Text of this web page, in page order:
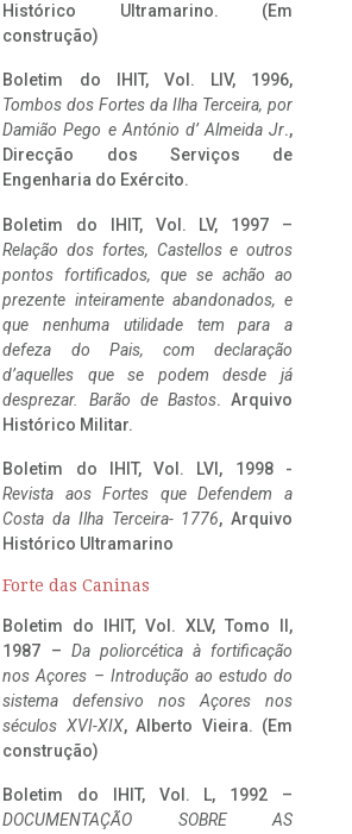
Histórico Ultramarino. (Em
construção)
Boletim do IHIT, Vol. LIV, 1996,
Tombos dos Fortes da Ilha Terceira, por
Damião Pego e António d’ Almeida Jr.,
Direcção dos Serviços de
Engenharia do Exército.
Boletim do IHIT, Vol. LV, 1997 –
Relação dos fortes, Castellos e outros
pontos fortificados, que se achão ao
prezente inteiramente abandonados, e
que nenhuma utilidade tem para a
defeza do Pais, com declaração
d’aquelles que se podem desde já
desprezar. Barão de Bastos. Arquivo
Histórico Militar.
Boletim do IHIT, Vol. LVI, 1998 -
Revista aos Fortes que Defendem a
Costa da Ilha Terceira- 1776, Arquivo
Histórico Ultramarino
Forte das Caninas
Boletim do IHIT, Vol. XLV, Tomo II,
1987 – Da poliorcética à fortificação
nos Açores – Introdução ao estudo do
sistema defensivo nos Açores nos
séculos XVI-XIX, Alberto Vieira. (Em
construção)
Boletim do IHIT, Vol. L, 1992 –
DOCUMENTAÇÃO SOBRE AS